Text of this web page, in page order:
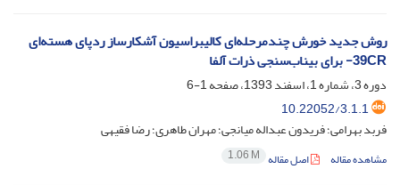
روش جدید خورش چندمرحله‌ای کالیبراسیون آشکارساز ردپای هسته‌ای
39CR- برای بیناب‌سنجی ذرات آلفا
دوره 3، شماره 1، اسفند 1393، صفحه
1-6
10.22052/3.1.1
فربد بهرامی؛ فریدون عبداله میانجی؛ مهران طاهری؛ رضا فقیهی
مشاهده مقاله اصل مقاله 1.06 M